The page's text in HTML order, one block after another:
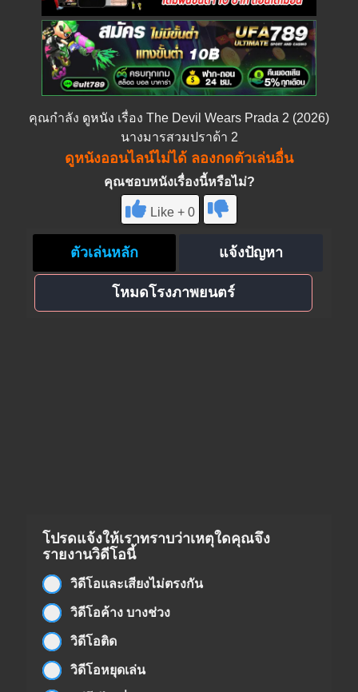
คุณกำลัง ดูหนัง เรื่อง The Devil Wears Prada 2 (2026)
นางมารสวมปราด้า 2
ดูหนังออนไลน์ไม่ได้ ลองกดตัวเล่นอื่น
คุณชอบหนังเรื่องนี้หรือไม่?
Like + 0
ตัวเล่นหลัก แจ้งปัญหา
โหมดโรงภาพยนตร์
โปรดแจ้งให้เราทราบว่าเหตุใดคุณจึง
รายงานวิดีโอนี้
วิดีโอและเสียงไม่ตรงกัน
วิดีโอค้าง บางช่วง
วิดีโอติด
วิดีโอหยุดเล่น